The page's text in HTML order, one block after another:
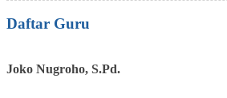
Daftar Guru
Joko Nugroho, S.Pd.